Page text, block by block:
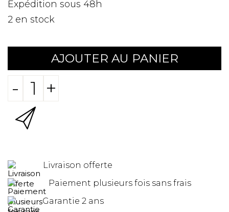
Expédition sous 48h
2 en stock
AJOUTER AU PANIER
- +
Livraison offerte
Paiement plusieurs fois sans frais
Garantie 2 ans